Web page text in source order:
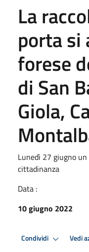
La
porta si
forese
di San
Giola,
Lunedì 27 giugno
cittadinanza
Data :
10 giugno 2022
Condividi Vedi